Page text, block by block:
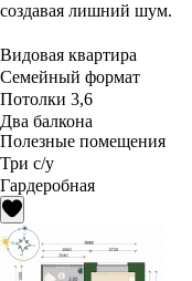
создавая лишний шум.
Видовая квартира
Семейный формат
Потолки 3,6
Два балкона
Полезные помещения
Три с/у
Гардеробная